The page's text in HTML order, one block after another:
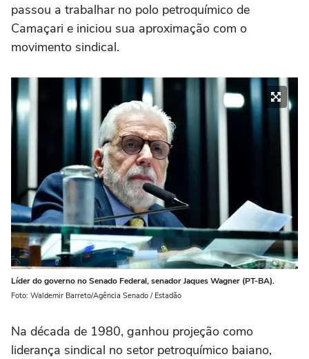
passou a trabalhar no polo petroquímico de
Camaçari e iniciou sua aproximação com o
movimento sindical.
Líder do governo no Senado Federal, senador Jaques Wagner (PT-BA).
Foto: Waldemir Barreto/Agência Senado / Estadão
Na década de 1980, ganhou projeção como
liderança sindical no setor petroquímico baiano,